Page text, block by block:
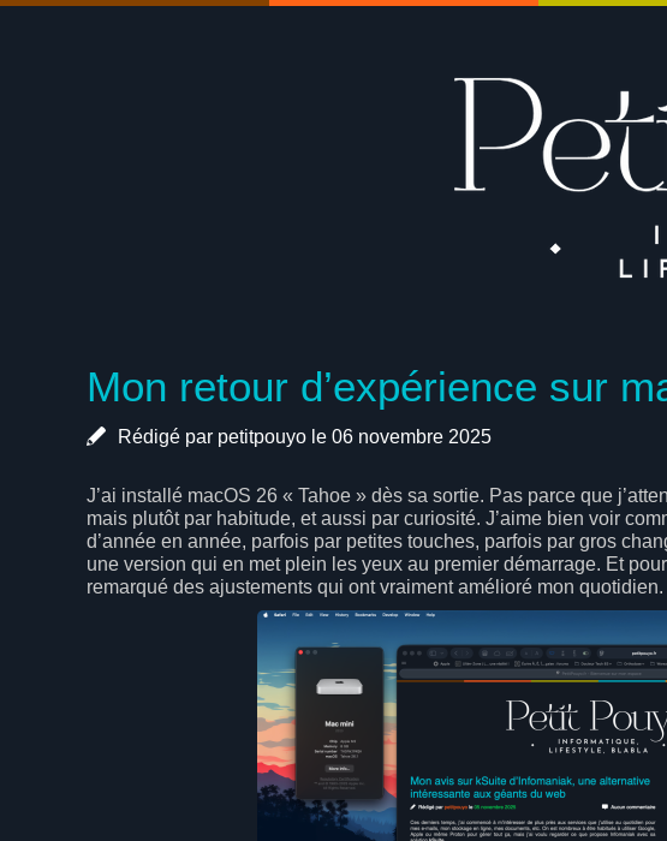
Mon retour d’expérience sur
Rédigé par petitpouyo le 06 novembre 2025
J’ai installé macOS 26 « Tahoe » dès sa sortie. Pas parce que
mais plutôt par habitude, et aussi par curiosité. J’aime bien voir
d’année en année, parfois par petites touches, parfois par gros
une version qui en met plein les yeux au premier démarrage. Et
remarqué des ajustements qui ont vraiment amélioré mon quotidien.